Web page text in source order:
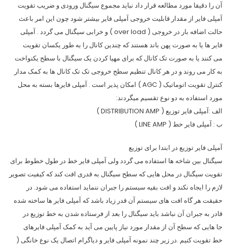
آن را دقیقا مورد مطالعه قرار داد نباید مجموع سیگنال ورودی و ضریب تقویت
آمپلی فایر از مقدار قابلیت خروجی آمپلی فایر بیشتر شود چون این امر باعث
حالت اضافه بار در خروجی ( over load ) و خرابی سیگنال می گردد . آمپلی
فایر ها یا به صورت پهن باند هستند که چندین کانال را به طور یکسان تقویت
می کنند یا به صورت تک کانال که برای مهیا کردن یک سیگنال با سطح یکنواخت
به کار می روند و در هر کانال تنظیم سطح خروجی تک تک کانال ها به کمک مدار
کنترل تقویت اتوماتیک ( AGC ) امکان پذیر است . آمپلی فایرها بسته به محل
مورد استفاده به دو نوع تقسیم میگردند:
الف :آمپلی فایر توزیع ( DISTRIBUTION AMP )
ب : آمپلی فایر خط ( LINE AMP )
آمپلی فایر توزیع در ابتدا برای توزیع
سیگنال بین شاخه ها استفاده می گردد ولی آمپلی فایر خط در طول خطوط برای
تقویت سیگنال در محل هایی که سطح سیگنال به قدری افت کند که کیفیت تصویر
لازم را ایجاه نکند و افت بقیه سیستم را جبران ننماید استفاده می شود. در
حقیقت هر گاه افت های سیستم آن قدر زیاد باشد که آمپلی فایر ها ساخته شده
قادر به جبران آن نباشد باید سیگنال را بعد از فرستاده شدن به خط توزیع در
جا هایی که سطح آن از مقدار مورد نیاز پایین می آید به کمک آمپلی فایرهای
خط تقویت کنیم .در زیر چند نمونه آمپلی فایر و دیاگرام اتصال یک نوع خانگی (